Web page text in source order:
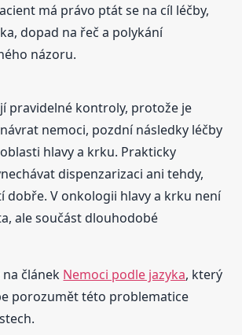
má právo ptát se na cíl léčby,
dopad na řeč a polykání
názoru.
pravidelné kontroly, protože je
nemoci, pozdní následky léčby
hlavy a krku. Prakticky
dispenzarizaci ani tehdy,
dobře. V onkologii hlavy a krku není
ale součást dlouhodobé
článek Nemoci podle jazyka, který
porozumět této problematice